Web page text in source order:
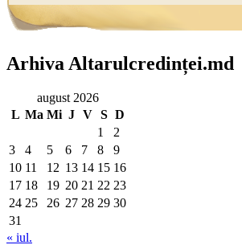
Arhiva Altarulcredinței.md
august 2026
L Ma Mi J V S D
1
2
3
4 5 6 7 8
9
10 11 12 13 14 15 16
17 18 19 20 21 22 23
24 25 26 27 28 29 30
31
« iul.